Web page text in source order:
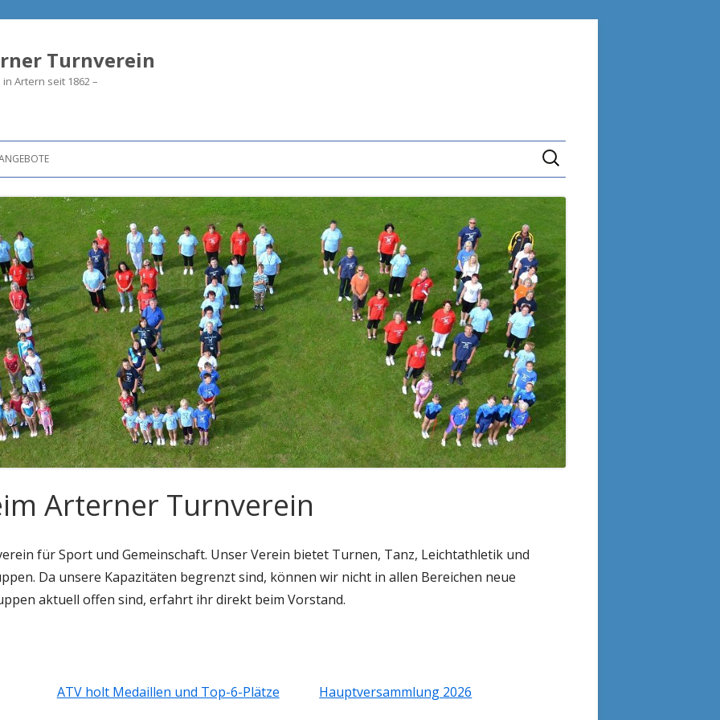
Turnverein
Artern seit 1862 –
Suchen
nach:
Arterner Turnverein
für Sport und Gemeinschaft. Unser Verein bietet Turnen, Tanz, Leichtathletik und
Da unsere Kapazitäten begrenzt sind, können wir nicht in allen Bereichen neue
aktuell offen sind, erfahrt ihr direkt beim Vorstand.
ATV holt Medaillen und Top-6-Plätze Hauptversammlung 2026